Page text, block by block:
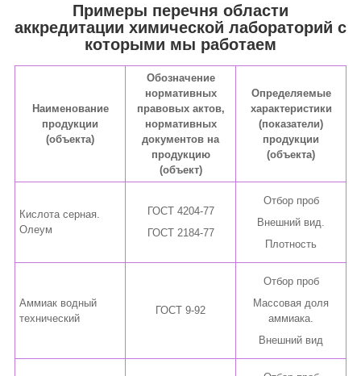
Примеры перечня области
аккредитации химической лабораторий с
которыми мы работаем
Наименование
продукции
(объекта)
Обозначение
нормативных
правовых актов,
нормативных
документов на
продукцию
(объект)
Определяемые
характеристики
(показатели)
продукции
(объекта)
Кислота серная.
Олеум
ГОСТ 4204-77
ГОСТ 2184-77
Отбор проб
Внешний вид.
Плотность
Аммиак водный
технический
ГОСТ 9-92
Отбор проб
Массовая доля
аммиака.
Внешний вид